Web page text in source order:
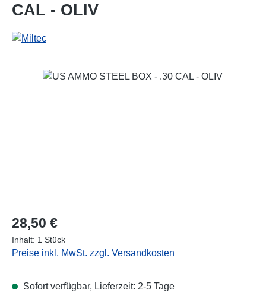
CAL - OLIV
Bildergalerie überspringen
Regulärer Preis:
28,50 €
Inhalt: 1 Stück
Preise inkl. MwSt. zzgl. Versandkosten
Sofort verfügbar, Lieferzeit: 2-5 Tage